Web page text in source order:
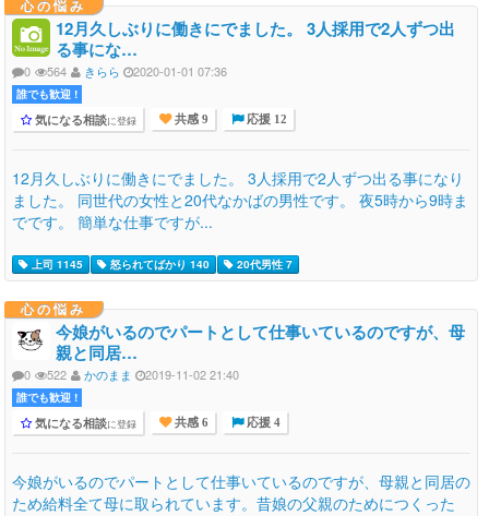
心の悩み
12月久しぶりに働きにでました。 3人採用で2人ずつ出
る事にな…
0 564 きらら 2020-01-01 07:36
誰でも歓迎 !
気になる相談に登録 共感 9 応援 12
12月久しぶりに働きにでました。 3人採用で2人ずつ出る事になり
ました。 同世代の女性と20代なかばの男性です。 夜5時から9時ま
でです。 簡単な仕事ですが...
上司 1145 怒られてばかり 140 20代男性 7
心の悩み
今娘がいるのでパートとして仕事いているのですが、母
親と同居…
0 522 かのまま 2019-11-02 21:40
誰でも歓迎 !
気になる相談に登録 共感 6 応援 4
今娘がいるのでパートとして仕事いているのですが、母親と同居の
ため給料全て母に取られています。昔娘の父親のためにつくった